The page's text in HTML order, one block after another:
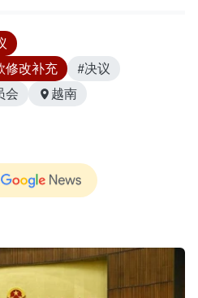
修改补充
#决议
会
越南